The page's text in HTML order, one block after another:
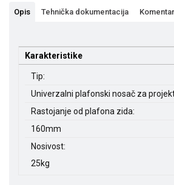
Opis Tehnička dokumentacija
Karakteristike
Tip:
Univerzalni plafonski nosač za
Rastojanje od plafona zida:
160mm
Nosivost:
25kg